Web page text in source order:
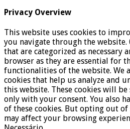
Privacy Overview
This website uses cookies to
you navigate through the website.
that are categorized as necessary
browser as they are essential for
functionalities of the website. We
cookies that help us analyze and
this website. These cookies will
only with your consent. You also
of these cookies. But opting out of
may affect your browsing